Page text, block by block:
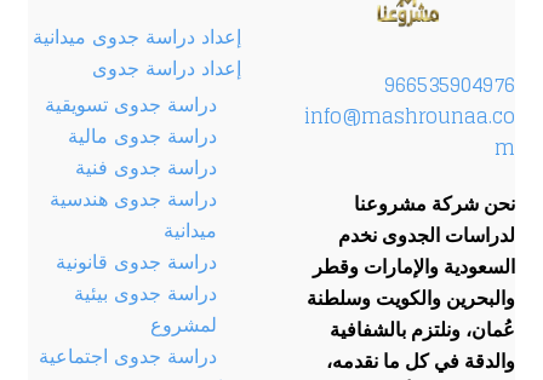
966535904976
info@mashrounaa.co
m
نحن شركة مشروعنا
لدراسات الجدوى نخدم
السعودية والإمارات وقطر
والبحرين والكويت وسلطنة
عُمان، ونلتزم بالشفافية
والدقة في كل ما نقدمه،
إعداد دراسة جدوى ميدانية
إعداد دراسة جدوى
دراسة جدوى تسويقية
دراسة جدوى مالية
دراسة جدوى فنية
دراسة جدوى هندسية
ميدانية
دراسة جدوى قانونية
دراسة جدوى بيئية
لمشروع
دراسة جدوى اجتماعية